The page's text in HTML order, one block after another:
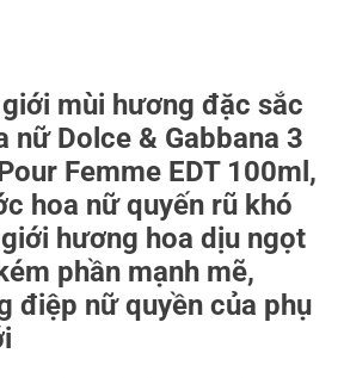
mùi hương đặc sắc
nữ Dolce & Gabbana 3
Femme EDT 100ml,
hoa nữ quyến rũ khó
hương hoa dịu ngọt
phần mạnh mẽ,
điệp nữ quyền của phụ